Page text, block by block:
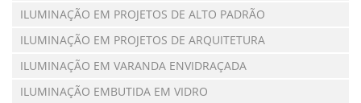
ILUMINAÇÃO EM PROJETOS DE ALTO PADRÃO
ILUMINAÇÃO EM PROJETOS DE ARQUITETURA
ILUMINAÇÃO EM VARANDA ENVIDRAÇADA
ILUMINAÇÃO EMBUTIDA EM VIDRO